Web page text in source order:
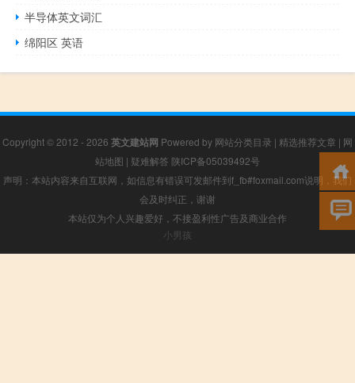
半导体英文词汇
绵阳区 英语
Copyright © 2012 - 2026 英文建站网 Powered by 网站分类目录 | 精选推荐文章 | 网
站地图 | 疑难解答 陕ICP备05039492号
声明：本站内容来自互联网，如信息有错误可发邮件到f_fb#foxmail.com说明，我们
会及时纠正，谢谢
本站仅为个人兴趣爱好，不接盈利性广告及商业合作
小男孩